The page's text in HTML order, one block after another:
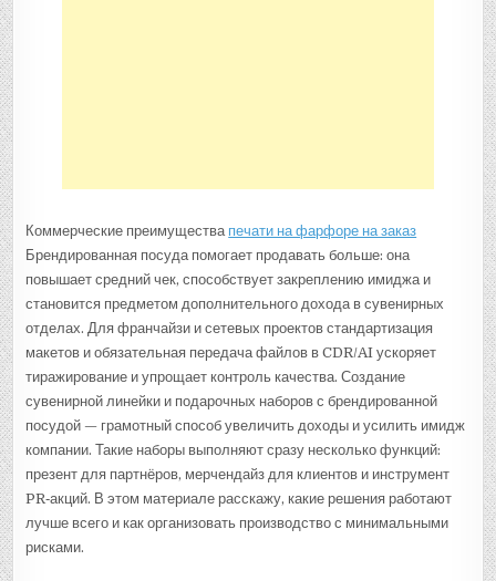
Коммерческие преимущества печати на фарфоре на заказ
Брендированная посуда помогает продавать больше: она
повышает средний чек, способствует закреплению имиджа и
становится предметом дополнительного дохода в сувенирных
отделах. Для франчайзи и сетевых проектов стандартизация
макетов и обязательная передача файлов в CDR/AI ускоряет
тиражирование и упрощает контроль качества. Создание
сувенирной линейки и подарочных наборов с брендированной
посудой — грамотный способ увеличить доходы и усилить имидж
компании. Такие наборы выполняют сразу несколько функций:
презент для партнёров, мерчендайз для клиентов и инструмент
PR‑акций. В этом материале расскажу, какие решения работают
лучше всего и как организовать производство с минимальными
рисками.